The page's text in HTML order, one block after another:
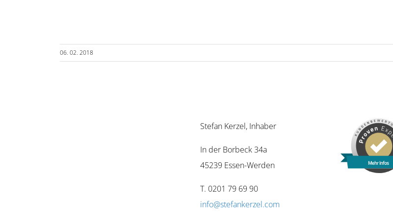
06. 02. 2018
Stefan Kerzel, Inhaber
In der Borbeck 34a
45239 Essen-Werden
T. 0201 79 69 90
info@stefankerzel.com
Mehr Infos